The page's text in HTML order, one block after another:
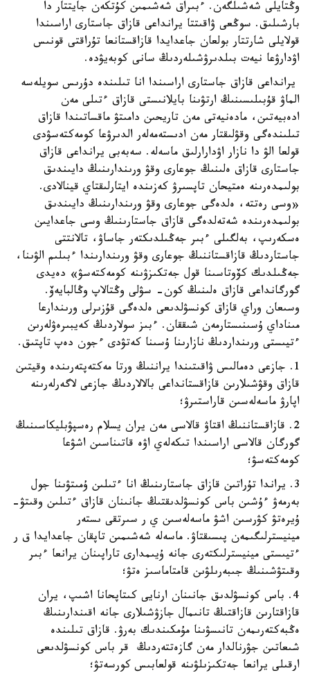
وڭتايلى شەشىلگەن. ءبىراق شەشىمىن كۇتكەن جايتتار دا
بارشىلىق. سوڭعى ۋاقىتتا يرانداعى قازاق جاستارى اراسىندا
قولايلى شارتتار بولعان جاعدايدا قازاقستانعا تۇراقتى قونىس
اۋدارۋعا نيەت بىلدىرۋشىلەردىڭ سانى كوبەيۋدە.
يرانداعى قازاق جاستارى اراسىندا انا تىلىندە دۇرىس سويلەسە
الماۋ قۇبىلىسىنىڭ ارتۋىنا بايلانىستى قازاق ءتىلى مەن
ادەبيەتىن، مادەنيەتى مەن تاريحىن دامىتۋ ماقساتىندا قازاق
تىلىندەگى وقۋلىقتار مەن ادىستەمەلەر الدىرۋعا كومەكتەسۋدى
قولعا الۋ دا نازار اۋدارارلىق ماسەلە. سەبەبى يرانداعى قازاق
جاستارى قازاق ەلىنىڭ جوعارى وقۋ ورىندارىنىڭ دايىندىق
بولىمدەرىنە ەمتيحان تاپسىرۋ كەزىندە ايتارلىقتاي قينالادى.
«وسى رەتتە، ەلدەگى جوعارى وقۋ ورىندارىنىڭ دايىندىق
بولىمدەرىندە شەتەلدەگى قازاق جاستارىنىڭ وسى جاعدايىن
ەسكەرىپ، بەلگىلى ءبىر جەڭىلدىكتەر جاساۋ، تالانتتى
جاستاردىڭ قازاقستاننىڭ جوعارى وقۋ ورىندارىندا ءبىلىم الۋىنا،
جەڭىلدىك كۆوتاسىنا قول جەتكىزۋىنە كومەكتەسۋ» دەيدى
گورگانداعى قازاق ەلىنىڭ كون- سۋلى وڭتالاپ وڭالبايەۆ.
وسىعان وراي قازاق كونسۋلدىعى ەلدەگى قۇزىرلى ورىندارعا
مىناداي ۇسىنىستارمەن شىققان. ءبىز سولاردىڭ كەيبىرەۋلەرىن
ءتيىستى ورىنداردىڭ نازارىنا ۇسىنا كەتۋدى ءجون دەپ تاپتىق.
1. جازعى دەمالىس ۋاقىتىندا يراننىڭ ورتا مەكتەپتەرىندە وقيتىن
قازاق وقۋشىلارىن قازاقستانداعى بالالاردىڭ جازعى لاگەرلەرىنە
اپارۋ ماسەلەسىن قاراستىرۋ؛
2. قازاقستاننىڭ اقتاۋ قالاسى مەن يران يسلام رەسپۋبليكاسىنىڭ
گورگان قالاسى اراسىندا تىكەلەي اۋە قاتىناسىن اشۋعا
كومەكتەسۋ؛
3. يراندا تۇراتىن قازاق جاستارىنىڭ انا ءتىلىن ۇمىتۋىنا جول
بەرمەۋ ءۇشىن باس كونسۋلدىقتىڭ جانىنان قازاق ءتىلىن وقىتۋ-
ۇيرەتۋ كۋرسىن اشۋ ماسەلەسىن ي ر سىرتقى ىستەر
مينيسترلىگىمەن پىسىقتاۋ. ماسەلە شەشىمىن تاپقان جاعدايدا ق ر
ءتيىستى مينيسترلىكتەرى جانە ۇيىمدارى تاراپىنان يرانعا ءبىر
وقىتۋشىنىڭ جىبەرىلۋىن قامتاماسىز ەتۋ؛
4. باس كونسۋلدىق جانىنان ارنايى كىتاپحانا اشىپ، يران
قازاقتارىن قازاقتىڭ تانىمال جازۋشىلارى جانە اقىندارىنىڭ
ەڭبەكتەرىمەن تانىسۋىنا مۇمكىندىك بەرۋ. قازاق تىلىندە
شىعاتىن جۋرنالدار مەن گازەتتەردىڭ قر باس كونسۋلدىعى
ارقىلى يرانعا جەتكىزىلۋىنە قولعابىس كورسەتۋ؛